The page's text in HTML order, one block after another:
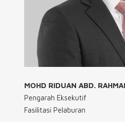
MOHD RIDUAN ABD.
Pengarah Eksekutif
Fasilitasi Pelaburan